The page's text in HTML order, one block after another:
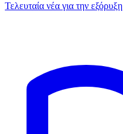
Τελευταία νέα για την εξόρυξη